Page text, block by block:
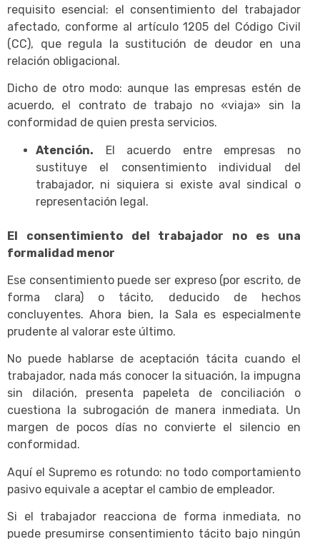
requisito esencial: el consentimiento del trabajador
afectado, conforme al artículo 1205 del Código Civil
(CC), que regula la sustitución de deudor en una
relación obligacional.
Dicho de otro modo: aunque las empresas estén de
acuerdo, el contrato de trabajo no «viaja» sin la
conformidad de quien presta servicios.
Atención. El acuerdo entre empresas no
sustituye el consentimiento individual del
trabajador, ni siquiera si existe aval sindical o
representación legal.
El consentimiento del trabajador no es una
formalidad menor
Ese consentimiento puede ser expreso (por escrito, de
forma clara) o tácito, deducido de hechos
concluyentes. Ahora bien, la Sala es especialmente
prudente al valorar este último.
No puede hablarse de aceptación tácita cuando el
trabajador, nada más conocer la situación, la impugna
sin dilación, presenta papeleta de conciliación o
cuestiona la subrogación de manera inmediata. Un
margen de pocos días no convierte el silencio en
conformidad.
Aquí el Supremo es rotundo: no todo comportamiento
pasivo equivale a aceptar el cambio de empleador.
Si el trabajador reacciona de forma inmediata, no
puede presumirse consentimiento tácito bajo ningún